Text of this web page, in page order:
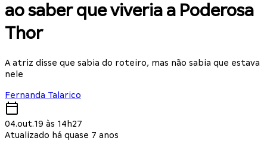
ao saber que viveria a Poderosa
Thor
A atriz disse que sabia do roteiro, mas não sabia que estava
nele
Fernanda Talarico
04.out.19 às 14h27
Atualizado há quase 7 anos